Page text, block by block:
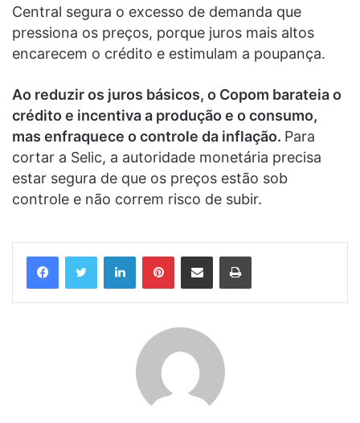
Central segura o excesso de demanda que
pressiona os preços, porque juros mais altos
encarecem o crédito e estimulam a poupança.
Ao reduzir os juros básicos, o Copom barateia o
crédito e incentiva a produção e o consumo,
mas enfraquece o controle da inflação. Para
cortar a Selic, a autoridade monetária precisa
estar segura de que os preços estão sob
controle e não correm risco de subir.
LinkedinPinterestCompartilhar via e-mail Imprimir